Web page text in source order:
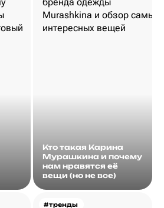
Кто такая Карина
Мурашкина и почему
нам нравятся её
вещи (но не все)
#тренды